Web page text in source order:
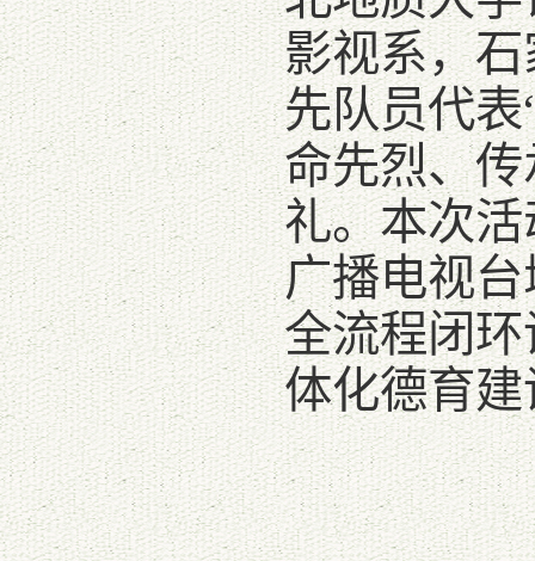
影视系，
先队员代
命先烈、
礼。本次
广播电视
全流程闭
体化德育